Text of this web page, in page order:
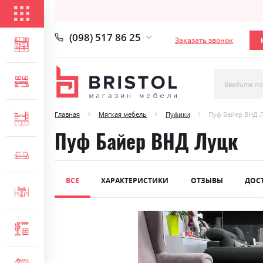
ГОСТИНАЯ
СПАЛЬНЯ
ДЕТСКАЯ
МЯГКАЯ МЕБЕЛЬ
(098) 517 86 25 Заказать звонок
Введите
Главная Мягкая мебель Пуфики Пуф Байер ВНД
Пуф Байер ВНД Луцк
ВСЕ ХАРАКТЕРИСТИКИ ОТЗЫВЫ